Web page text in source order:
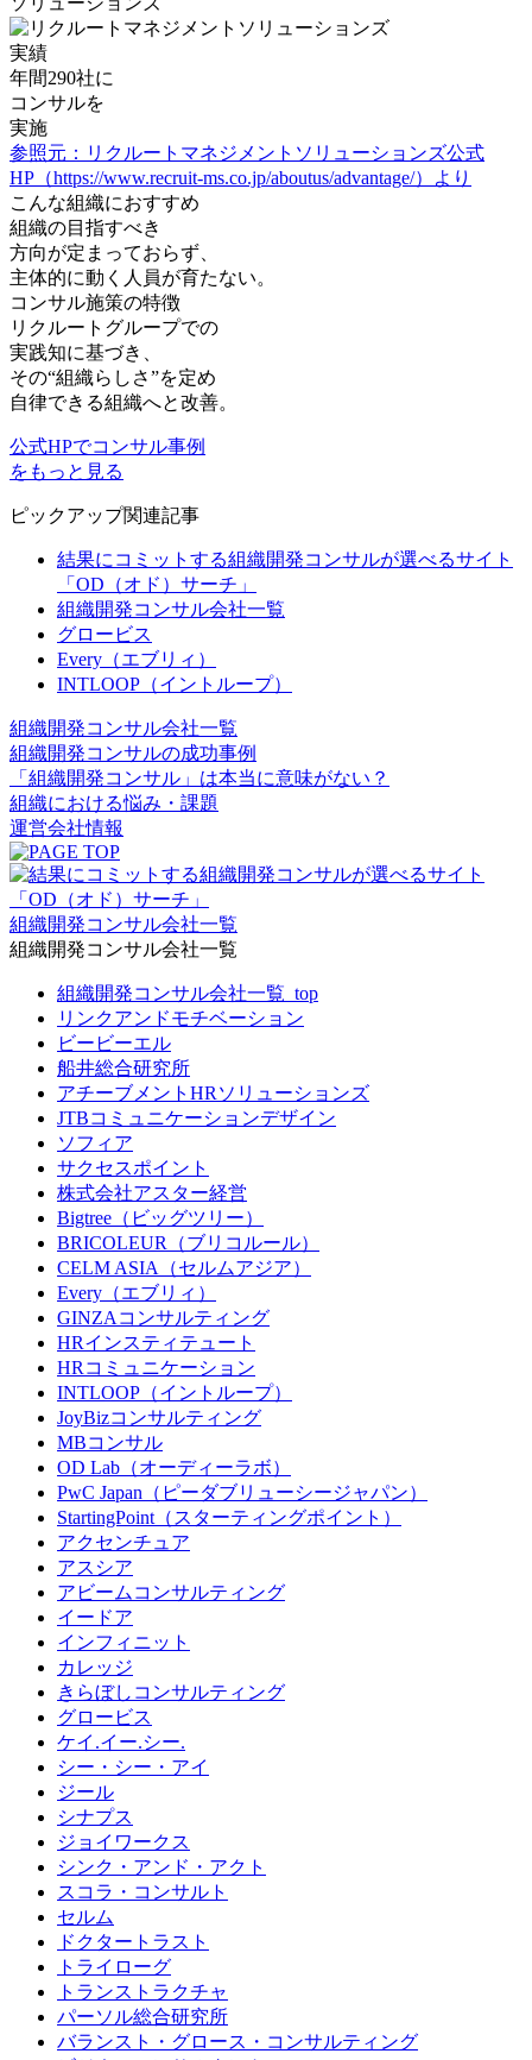
実績
年間290社に
コンサルを
実施
参照元：リクルートマネジメントソリューションズ公式
HP（https://www.recruit-ms.co.jp/aboutus/advantage/）より
こんな組織におすすめ
組織の目指すべき
方向が定まっておらず、
主体的に動く人員が育たない。
コンサル施策の特徴
リクルートグループでの
実践知に基づき、
その“組織らしさ”を定め
自律できる組織へと改善。
公式HPでコンサル事例
をもっと見る
ピックアップ関連記事
結果にコミットする組織開発コンサルが選べるサイト
「OD（オド）サーチ」
組織開発コンサル会社一覧
グロービス
Every（エブリィ）
INTLOOP（イントループ）
組織開発コンサル会社一覧
組織開発コンサルの成功事例
「組織開発コンサル」は本当に意味がない？
組織における悩み・課題
運営会社情報
組織開発コンサル会社一覧
組織開発コンサル会社一覧
組織開発コンサル会社一覧_top
リンクアンドモチベーション
ビービーエル
船井総合研究所
アチーブメントHRソリューションズ
JTBコミュニケーションデザイン
ソフィア
サクセスポイント
株式会社アスター経営
Bigtree（ビッグツリー）
BRICOLEUR（ブリコルール）
CELM ASIA（セルムアジア）
Every（エブリィ）
GINZAコンサルティング
HRインスティテュート
HRコミュニケーション
INTLOOP（イントループ）
JoyBizコンサルティング
MBコンサル
OD Lab（オーディーラボ）
PwC Japan（ピーダブリューシージャパン）
StartingPoint（スターティングポイント）
アクセンチュア
アスシア
アビームコンサルティング
イードア
インフィニット
カレッジ
きらぼしコンサルティング
グロービス
ケイ.イー.シー.
シー・シー・アイ
ジール
シナプス
ジョイワークス
シンク・アンド・アクト
スコラ・コンサルト
セルム
ドクタートラスト
トライローグ
トランストラクチャ
パーソル総合研究所
バランスト・グロース・コンサルティング